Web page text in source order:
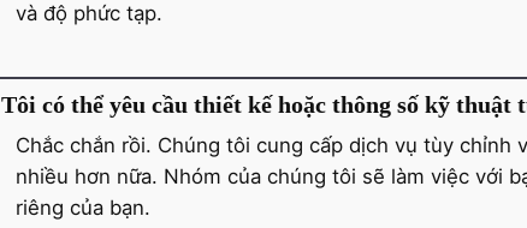
và độ phức tạp.
Tôi có thể yêu cầu thiết kế hoặc thông số kỹ thuật
Chắc chắn rồi. Chúng tôi cung cấp dịch vụ tùy chỉnh
nhiều hơn nữa. Nhóm của chúng tôi sẽ làm việc với
riêng của bạn.